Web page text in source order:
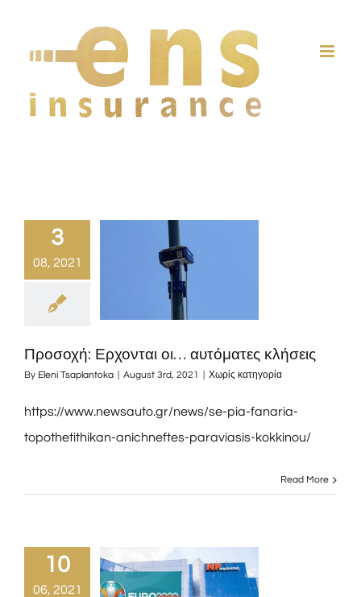
content
3
08, 2021
Προσοχή: Ερχονται οι… αυτόματες κλήσεις
By Eleni Tsaplantoka August 3rd, 2021 Χωρίς κατηγορία
https://www.newsauto.gr/news/se-pia-fanaria-
topothetithikan-anichneftes-paraviasis-kokkinou/
Read More
10
06, 2021